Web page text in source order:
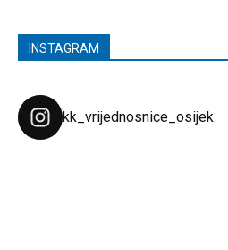
INSTAGRAM
kk_vrijednosnice_osijek